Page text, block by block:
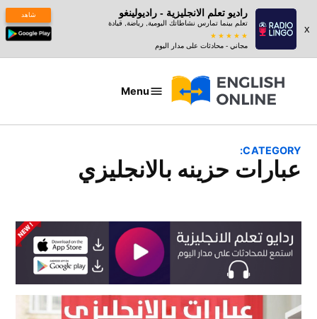
x
راديو تعلم الانجليزية - راديولينغو
تعلم بينما تمارس نشاطاتك اليومية, رياضة, قيادة
مجاني - محادثات على مدار اليوم
شاهد
عبارات
Menu
CATEGORY:
عبارات حزينه بالانجليزي